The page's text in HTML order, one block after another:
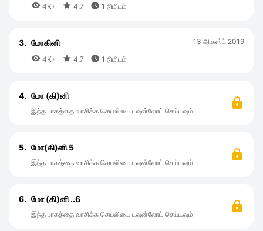
 4K+  4.7  1 நிமிடம்
3. மோகினி
 4K+  4.7  1 நிமிடம்
13 ஆகஸ்ட் 2019
4. மோ (கி)னி
இந்த பாகத்தை வாசிக்க செயலியை டவுன்லோட் செய்யவும்
5. மோ(கி)னி 5
இந்த பாகத்தை வாசிக்க செயலியை டவுன்லோட் செய்யவும்
6. மோ (கி)னி ..6
இந்த பாகத்தை வாசிக்க செயலியை டவுன்லோட் செய்யவும்